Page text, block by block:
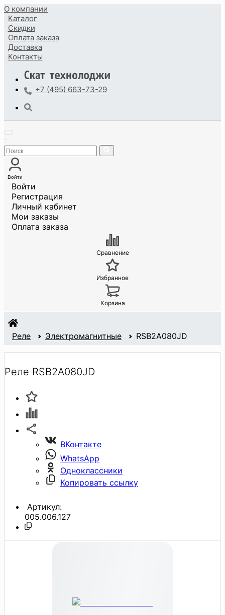
О компании
Каталог
Скидки
Оплата заказа
Доставка
Контакты
+7 (495) 663-73-29
Войти
Войти
Регистрация
Личный кабинет
Мои заказы
Оплата заказа
Сравнение
Избранное
Корзина
Реле Электромагнитные RSB2A080JD
Реле RSB2A080JD
ВКонтакте
WhatsApp
Одноклассники
Копировать ссылку
Артикул:
005.006.127